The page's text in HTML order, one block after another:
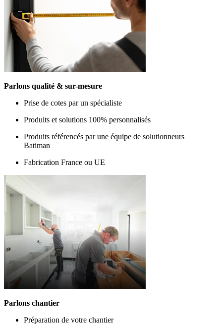
Parlons qualité & sur-mesure
Prise de cotes par un spécialiste
Produits et solutions 100% personnalisés
Produits référencés par une équipe de solutionneurs
Batiman
Fabrication France ou UE
Parlons chantier
Préparation de votre chantier